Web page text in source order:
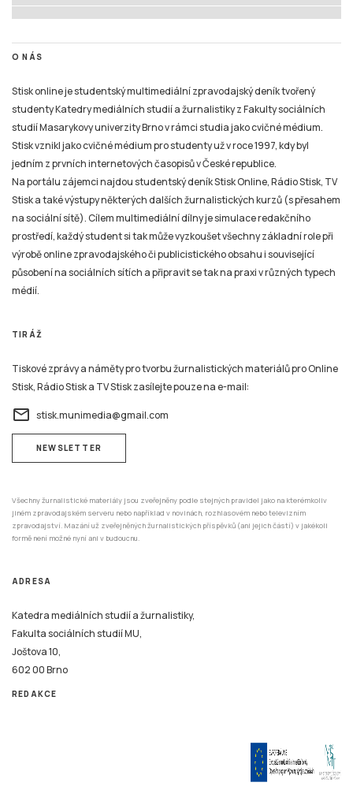
O NÁS
Stisk online je studentský multimediální zpravodajský deník tvořený
studenty Katedry mediálních studií a žurnalistiky z Fakulty sociálních
studií Masarykovy univerzity Brno v rámci studia jako cvičné médium.
Stisk vznikl jako cvičné médium pro studenty už v roce 1997, kdy byl
jedním z prvních internetových časopisů v České republice.
Na portálu zájemci najdou studentský deník Stisk Online, Rádio Stisk, TV
Stisk a také výstupy některých dalších žurnalistických kurzů (s přesahem
na sociální sítě). Cílem multimediální dílny je simulace redakčního
prostředí, každý student si tak může vyzkoušet všechny základní role při
výrobě online zpravodajského či publicistického obsahu i související
působení na sociálních sítích a připravit se tak na praxi v různých typech
médií.
TIRÁŽ
Tiskové zprávy a náměty pro tvorbu žurnalistických materiálů pro Online
Stisk, Rádio Stisk a TV Stisk zasílejte pouze na e-mail:
email stisk.munimedia@gmail.com
NEWSLETTER
Všechny žurnalistické materiály jsou zveřejněny podle stejných pravidel jako na kterémkoliv
jiném zpravodajském serveru nebo například v novinách, rozhlasovém nebo televizním
zpravodajství. Mazání už zveřejněných žurnalistických příspěvků (ani jejich částí) v jakékoli
formě není možné nyní ani v budoucnu.
ADRESA
Katedra mediálních studií a žurnalistiky,
Fakulta sociálních studií MU,
Joštova 10,
602 00 Brno
REDAKCE